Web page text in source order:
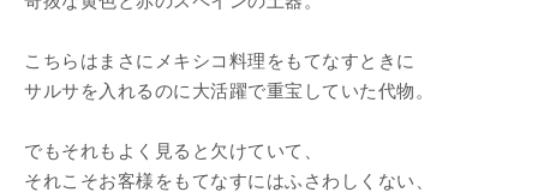
こちらはまさにメキシコ料理をもてなすときに
サルサを入れるのに大活躍で重宝していた代物。
でもそれもよく見ると欠けていて、
それこそお客様をもてなすにはふさわしくない、